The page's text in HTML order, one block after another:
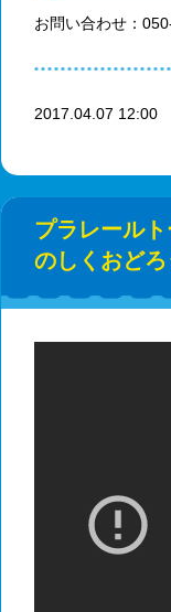
お問い合わせ：
2017.04.07
プラレール
のしくおど